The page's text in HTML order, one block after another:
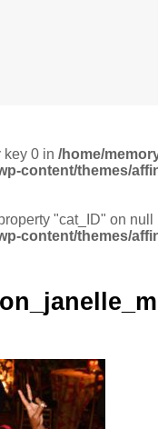
key 0 in /home/
content/themes/
"cat_ID" on null
content/themes/